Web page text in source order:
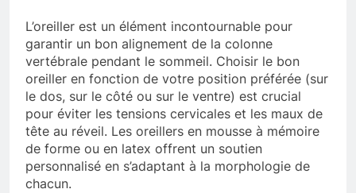
L’oreiller est un élément incontournable pour
garantir un bon alignement de la colonne
vertébrale pendant le sommeil. Choisir le bon
oreiller en fonction de votre position préférée (sur
le dos, sur le côté ou sur le ventre) est crucial
pour éviter les tensions cervicales et les maux de
tête au réveil. Les oreillers en mousse à mémoire
de forme ou en latex offrent un soutien
personnalisé en s’adaptant à la morphologie de
chacun.